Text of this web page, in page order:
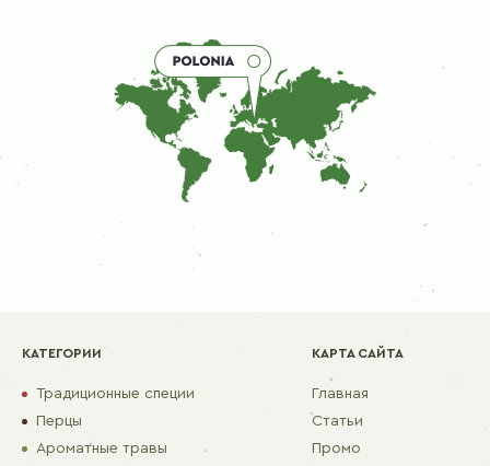
КАРТА САЙТА
Главная
Статьи
Промо
КАТЕГОРИИ
Традиционные специи
Перцы
Ароматные травы